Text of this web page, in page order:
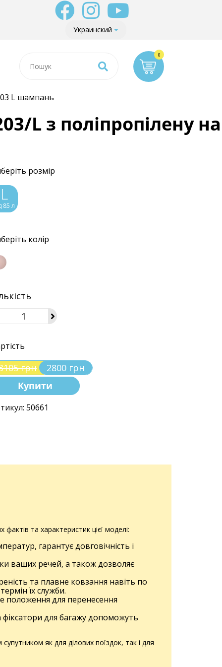
Украинский
L шампань
L з поліпропілену на
розмір
L
85 л
колір
грн
2800 грн
Купити
50661
та характеристик цієї моделі:
гарантує довговічність і
ваших речей, а також дозволяє
та плавне ковзання навіть по
їх служби.
положення для перенесення
для багажу допоможуть
як для ділових поїздок, так і для